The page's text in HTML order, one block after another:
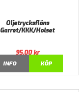
Oljetrycksfläns
Garret/KKK/Holset
95,00kr
INFO
KÖP